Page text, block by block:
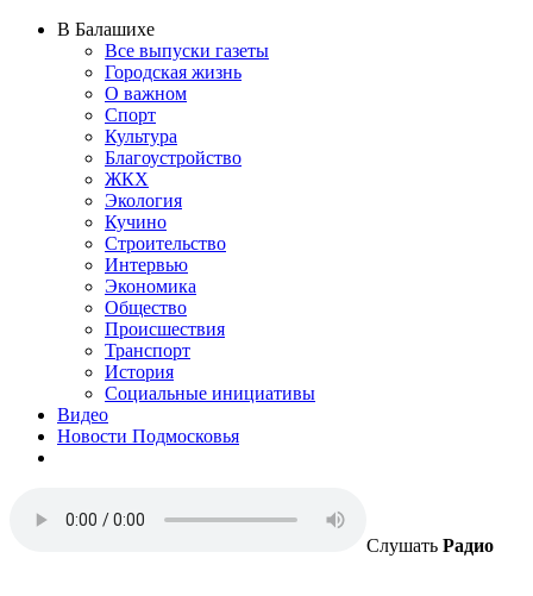
В Балашихе
Все выпуски газеты
Городская жизнь
О важном
Спорт
Культура
Благоустройство
ЖКХ
Экология
Кучино
Строительство
Интервью
Экономика
Общество
Происшествия
Транспорт
История
Социальные инициативы
Видео
Новости Подмосковья
Слушать Радио